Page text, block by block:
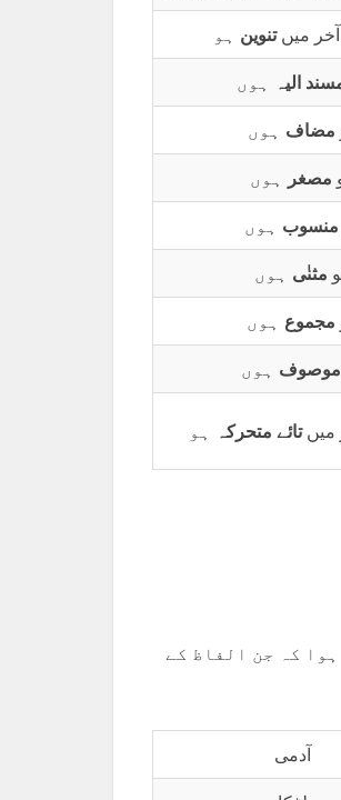
میںتنوین ہو
الیہ ہوں
مضاف ہوں
مصغر ہوں
منسوب ہوں
مثنٰی ہوں
مجموع ہوں
موصوف ہوں
میںتائے متحرکہ ہو
ہوا کہ جن الفاظ کے
آدمی